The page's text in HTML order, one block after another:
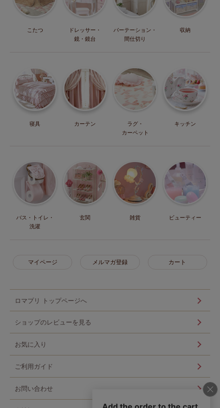
こたつ
ドレッサー・
鏡・鏡台
パーテーション・
間仕切り
収納
寝具 カーテン
ラグ・
カーペット
キッチン
バス・トイレ・
洗濯
玄関 雑貨 ビューティー
マイページ メルマガ登録 カート
ロマプリ トップページへ
ショップのレビューを見る
お気に入り
ご利用ガイド
お問い合わせ